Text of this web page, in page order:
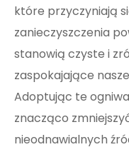
które przyczyniają
zanieczyszczenia
stanowią czyste i
zaspokajające
Adoptując te
znacząco
nieodnawialnych